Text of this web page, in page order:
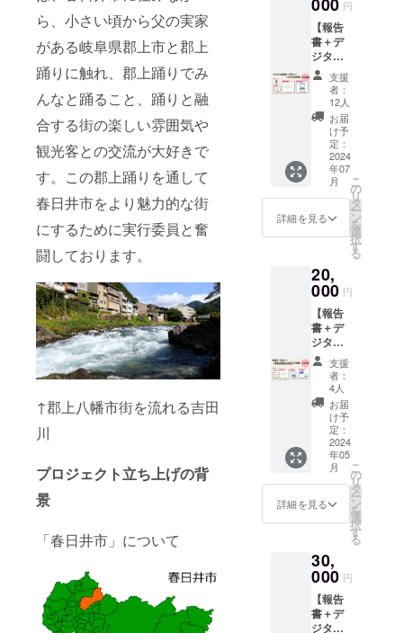
ら、小さい頃から父の実家
がある岐阜県郡上市と郡上
踊りに触れ、郡上踊りでみ
んなと踊ること、踊りと融
合する街の楽しい雰囲気や
観光客との交流が大好きで
す。この郡上踊りを通して
春日井市をより魅力的な街
にするために実行委員と奮
闘しております。
↑郡上八幡市街を流れる吉田
川
プロジェクト立ち上げの背
景
「春日井市」について
メッ
セージ
を感謝
状にし
てデー
タでお
送りし
ます。
また、
かすが
い郡上
踊りオ
リジナ
ルの手
ぬぐい
手ぬぐ
いにつ
いて
デザイ
ン：作
成中
商品サ
イズ：
35cm×
長さ
90cm
円
【報告
書＋デ
ジタル
感謝状
＋手ぬ
ぐい＋
ホーム
ページ
お名前
掲載】
かすが
い郡上
踊りの
報告書
をデー
タでお
ます。
感謝の
気持ち
を込め
て、お
礼の
メッ
セージ
を感謝
状にし
てデー
タでお
送りし
ます。
かすが
い郡上
踊りオ
を提供
しま
す。 か
すがい
郡上踊
支援
者：
12人
お届
け予
定：
2024
年07
月
詳細を見る
こ
の
リ
タ
ー
ン
を
選
択
す
る
20,
000 円
【報告
書＋デ
ジタル
感謝状
＋手ぬ
ぐい＋
ホーム
ページ
お名前
掲載＋
当日使
える金
券2,000
円分or
春日井
物産
相当の
商品】
かすが
い郡上
踊りの
報告書
支援
者：
4人
お届
け予
定：
2024
年05
月
詳細を見る
こ
の
リ
タ
ー
ン
を
選
択
す
る
30,
000 円
【報告
書＋デ
ジタル